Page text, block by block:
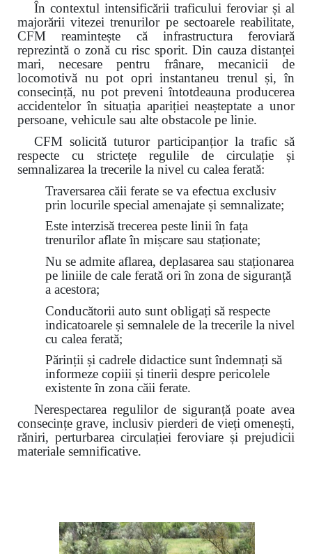
În contextul intensificării traficului feroviar și al
majorării vitezei trenurilor pe sectoarele reabilitate,
CFM reamintește că infrastructura feroviară
reprezintă o zonă cu risc sporit. Din cauza distanței
mari, necesare pentru frânare, mecanicii de
locomotivă nu pot opri instantaneu trenul și, în
consecință, nu pot preveni întotdeauna producerea
accidentelor în situația apariției neașteptate a unor
persoane, vehicule sau alte obstacole pe linie.
CFM solicită tuturor participanțior la trafic să
respecte cu strictețe regulile de circulație și
semnalizarea la trecerile la nivel cu calea ferată:
Traversarea căii ferate se va efectua exclusiv
prin locurile special amenajate și semnalizate;
Este interzisă trecerea peste linii în fața
trenurilor aflate în mișcare sau staționate;
Nu se admite aflarea, deplasarea sau staționarea
pe liniile de cale ferată ori în zona de siguranță
a acestora;
Conducătorii auto sunt obligați să respecte
indicatoarele și semnalele de la trecerile la nivel
cu calea ferată;
Părinții și cadrele didactice sunt îndemnați să
informeze copiii și tinerii despre pericolele
existente în zona căii ferate.
Nerespectarea regulilor de siguranță poate avea
consecințe grave, inclusiv pierderi de vieți omenești,
răniri, perturbarea circulației feroviare și prejudicii
materiale semnificative.